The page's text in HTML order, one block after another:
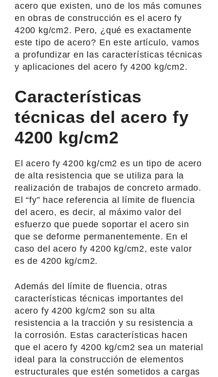
acero que existen, uno de los más comunes
en obras de construcción es el acero fy
4200 kg/cm2. Pero, ¿qué es exactamente
este tipo de acero? En este artículo, vamos
a profundizar en las características técnicas
y aplicaciones del acero fy 4200 kg/cm2.
Características
técnicas del acero fy
4200 kg/cm2
El acero fy 4200 kg/cm2 es un tipo de acero
de alta resistencia que se utiliza para la
realización de trabajos de concreto armado.
El “fy” hace referencia al límite de fluencia
del acero, es decir, al máximo valor del
esfuerzo que puede soportar el acero sin
que se deforme permanentemente. En el
caso del acero fy 4200 kg/cm2, este valor
es de 4200 kg/cm2.
Además del límite de fluencia, otras
características técnicas importantes del
acero fy 4200 kg/cm2 son su alta
resistencia a la tracción y su resistencia a
la corrosión. Estas características hacen
que el acero fy 4200 kg/cm2 sea un material
ideal para la construcción de elementos
estructurales que estén sometidos a cargas